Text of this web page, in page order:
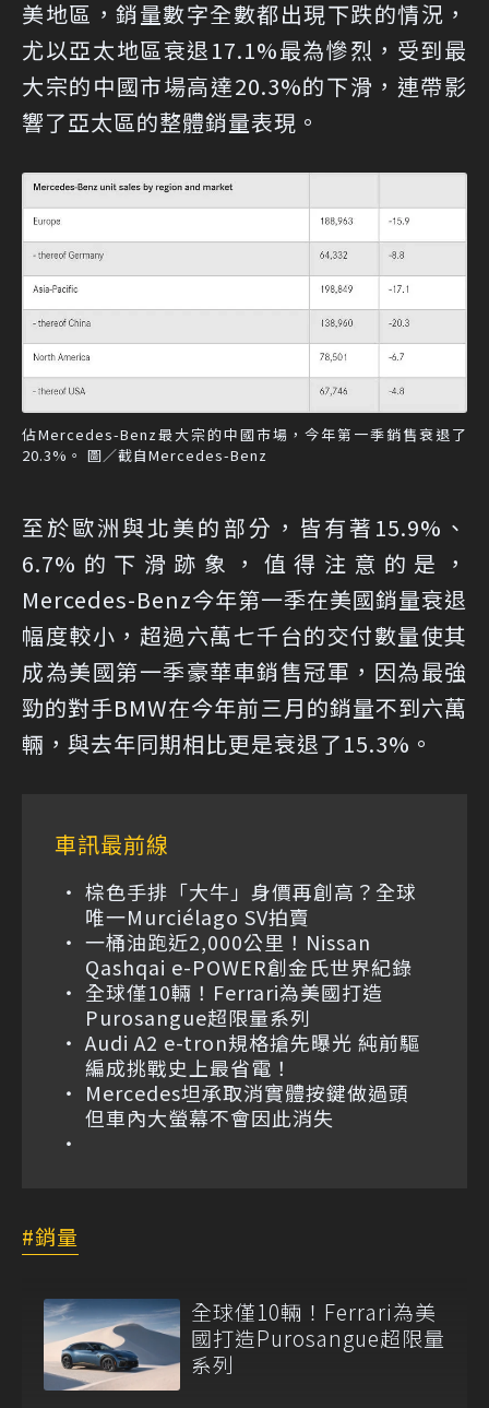
美地區，銷量數字全數都出現下跌的情況，
尤以亞太地區衰退17.1%最為慘烈，受到最
大宗的中國市場高達20.3%的下滑，連帶影
響了亞太區的整體銷量表現。
佔Mercedes-Benz最大宗的中國市場，今年第一季銷售衰退了
20.3%。 圖／截自Mercedes-Benz
至於歐洲與北美的部分，皆有著15.9%、
6.7%的下滑跡象，值得注意的是，
Mercedes-Benz今年第一季在美國銷量衰退
幅度較小，超過六萬七千台的交付數量使其
成為美國第一季豪華車銷售冠軍，因為最強
勁的對手BMW在今年前三月的銷量不到六萬
輛，與去年同期相比更是衰退了15.3%。
車訊最前線
棕色手排「大牛」身價再創高？全球
唯一Murciélago SV拍賣
一桶油跑近2,000公里！Nissan
Qashqai e-POWER創金氏世界紀錄
全球僅10輛！Ferrari為美國打造
Purosangue超限量系列
Audi A2 e-tron規格搶先曝光 純前驅
編成挑戰史上最省電！
Mercedes坦承取消實體按鍵做過頭
但車內大螢幕不會因此消失
銷量
全球僅10輛！Ferrari為美
國打造Purosangue超限量
系列